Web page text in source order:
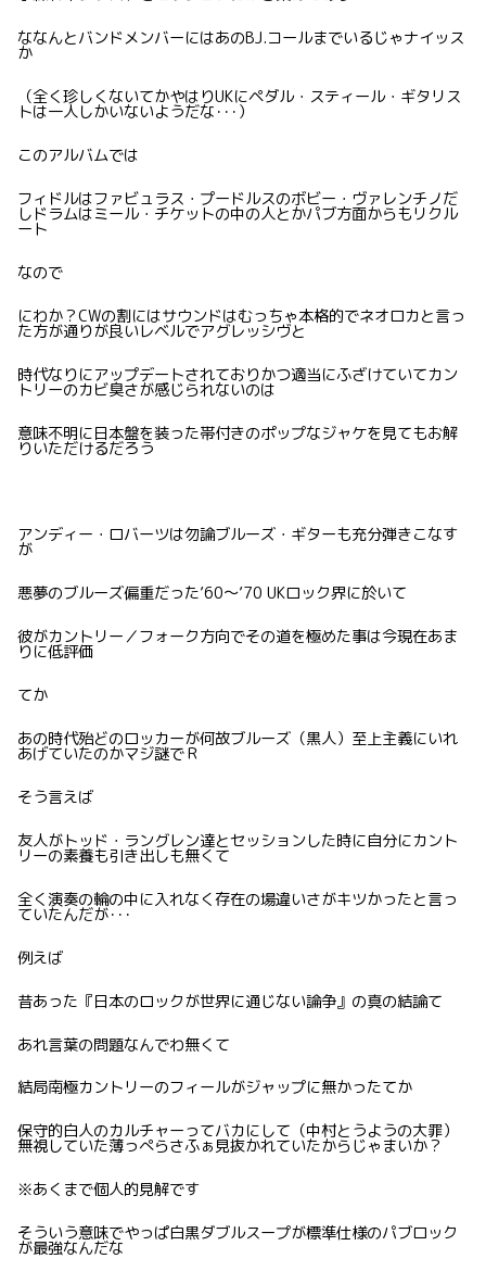
ななんとバンドメンバーにはあのBJ.コールまでいるじゃナイッス
か
（全く珍しくないてかやはりUKにペダル・スティール・ギタリス
トは一人しかいないようだな･･･）
このアルバムでは
フィドルはファビュラス・プードルスのボビー・ヴァレンチノだ
しドラムはミール・チケットの中の人とかパブ方面からもリクル
ート
なので
にわか？CWの割にはサウンドはむっちゃ本格的でネオロカと言っ
た方が通りが良いレベルでアグレッシヴと
時代なりにアップデートされておりかつ適当にふざけていてカン
トリーのカビ臭さが感じられないのは
意味不明に日本盤を装った帯付きのポップなジャケを見てもお解
りいただけるだろう
アンディー・ロバーツは勿論ブルーズ・ギターも充分弾きこなす
が
悪夢のブルーズ偏重だった’60〜’70 UKロック界に於いて
彼がカントリー／フォーク方向でその道を極めた事は今現在あま
りに低評価
てか
あの時代殆どのロッカーが何故ブルーズ（黒人）至上主義にいれ
あげていたのかマジ謎でＲ
そう言えば
友人がトッド・ラングレン達とセッションした時に自分にカント
リーの素養も引き出しも無くて
全く演奏の輪の中に入れなく存在の場違いさがキツかったと言っ
ていたんだが･･･
例えば
昔あった『日本のロックが世界に通じない論争』の真の結論て
あれ言葉の問題なんでわ無くて
結局南極カントリーのフィールがジャップに無かったてか
保守的白人のカルチャーってバカにして（中村とうようの大罪）
無視していた薄っぺらさふぁ見抜かれていたからじゃまいか？
※あくまで個人的見解です
そういう意味でやっぱ白黒ダブルスープが標準仕様のパブロック
が最強なんだな